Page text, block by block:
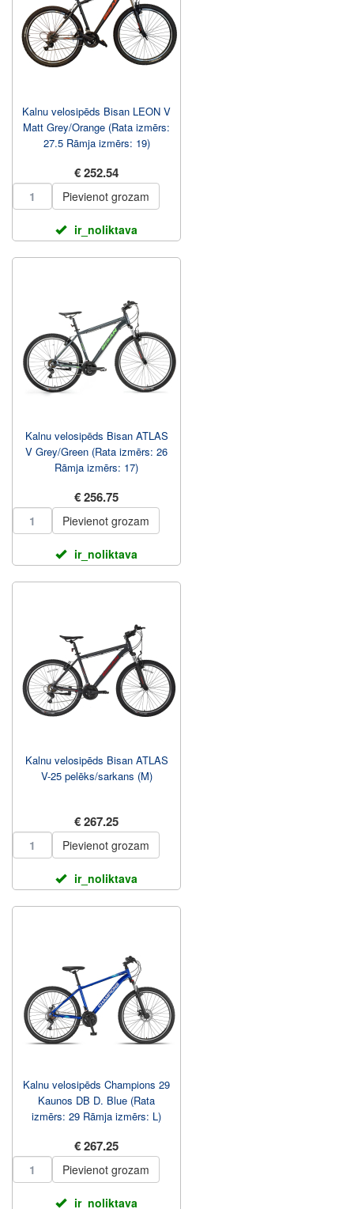
Kalnu velosipēds Bisan LEON V
Matt Grey/Orange (Rata izmērs:
27.5 Rāmja izmērs: 19)
€ 252.54
Pievienot grozam
ir_noliktava
Kalnu velosipēds Bisan ATLAS
V Grey/Green (Rata izmērs: 26
Rāmja izmērs: 17)
€ 256.75
Pievienot grozam
ir_noliktava
Kalnu velosipēds Bisan ATLAS
V-25 pelēks/sarkans (M)
€ 267.25
Pievienot grozam
ir_noliktava
Kalnu velosipēds Champions 29
Kaunos DB D. Blue (Rata
izmērs: 29 Rāmja izmērs: L)
€ 267.25
Pievienot grozam
ir_noliktava